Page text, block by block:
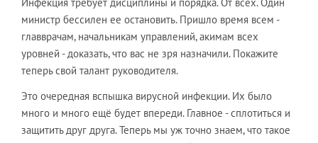
министр бессилен ее остановить. Пришло время всем -
главврачам, начальникам управлений, акимам всех
уровней - доказать, что вас не зря назначили. Покажите
теперь свой талант руководителя.
Это очередная вспышка вирусной инфекции. Их было
много и много ещё будет впереди. Главное - сплотиться и
защитить друг друга. Теперь мы уж точно знаем, что такое